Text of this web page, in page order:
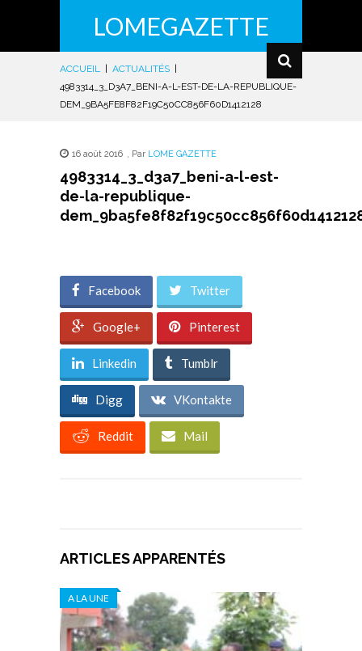
LOMEGAZETTE
ACCUEIL ACTUALITÉS
4983314_3_D3A7_BENI-A-L-EST-DE-LA-REPUBLIQUE-
DEM_9BA5FE8F82F19C50CC856F60D1412128
16 août 2016 , Par LOME GAZETTE
4983314_3_d3a7_beni-a-l-est-
de-la-republique-
Facebook Twitter
Google+ Pinterest
Linkedin Tumblr
Digg VKontakte
Reddit Mail
ARTICLES APPARENTÉS
A LA UNE